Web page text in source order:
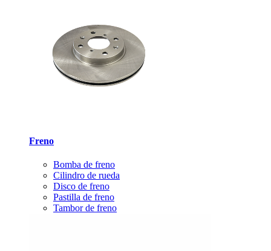
Freno
Bomba de freno
Cilindro de rueda
Disco de freno
Pastilla de freno
Tambor de freno